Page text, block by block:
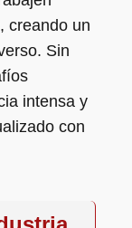
creando un
Sin
intensa y
con